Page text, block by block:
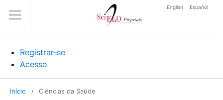
Registrar-se
Acesso
English Español
Início / Ciências da Saúde